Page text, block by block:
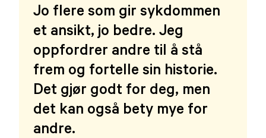
Jo flere som gir sykdommen
et ansikt, jo bedre. Jeg
oppfordrer andre til å stå
frem og fortelle sin historie.
Det gjør godt for deg, men
det kan også bety mye for
andre.